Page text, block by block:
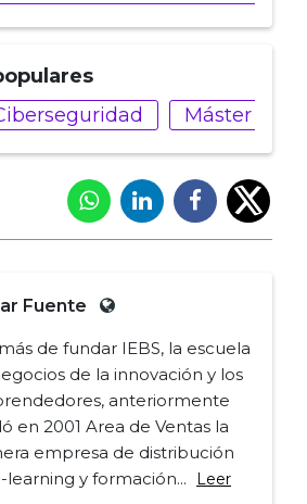
Máster en
Fuente
de fundar IEBS, la escuela
de la innovación y los
anteriormente
en 2001 Area de Ventas la
empresa de distribución
learning y formación...
Leer